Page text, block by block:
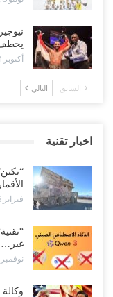
أكتوبر 14, 2024
السابق التالي
اخبار تقنية
فبراير 6, 2026
غير…
نوفمبر 13, 2025
وكالة